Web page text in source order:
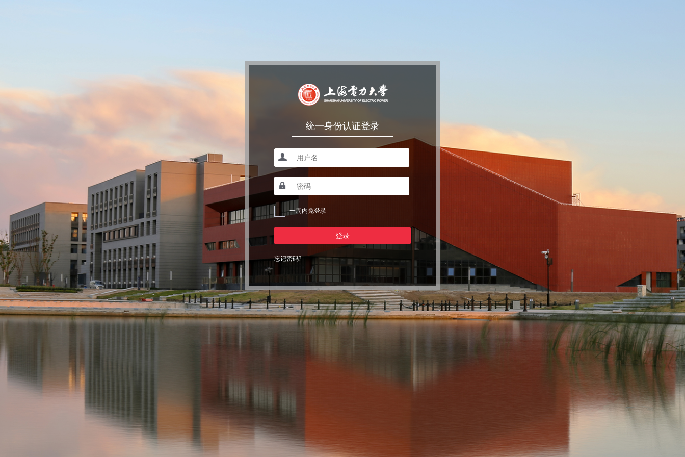
统一身份认证登录
一周内免登录
登录
忘记密码?